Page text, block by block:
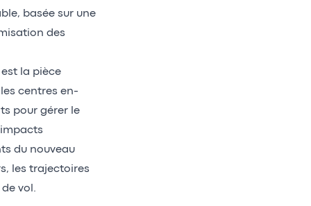
basée sur une
des
la pièce
centres en-
pour gérer le
du nouveau
les trajectoires
vol.